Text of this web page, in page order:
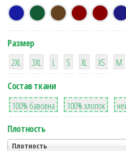
Размер
38
2XL
16
3XL
42
L
42
S
42
XL XS
М
Состав ткани
8
100% бавовна
36
100% хлопок
Плотность
Плотность